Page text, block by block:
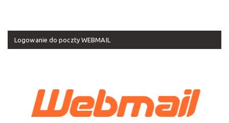
Logowanie do poczty WEBMAIL